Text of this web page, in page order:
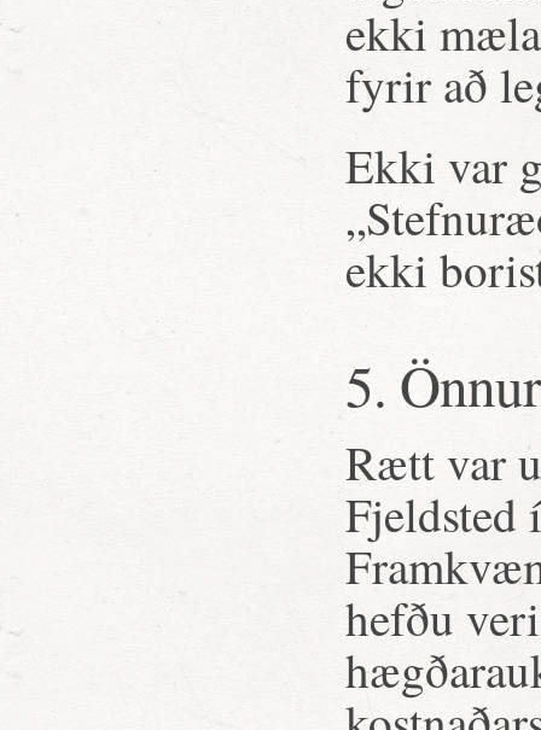
ekki
fyrir að
Ekki var
ekki
5.
Rætt var
Fjeldsted
hefðu